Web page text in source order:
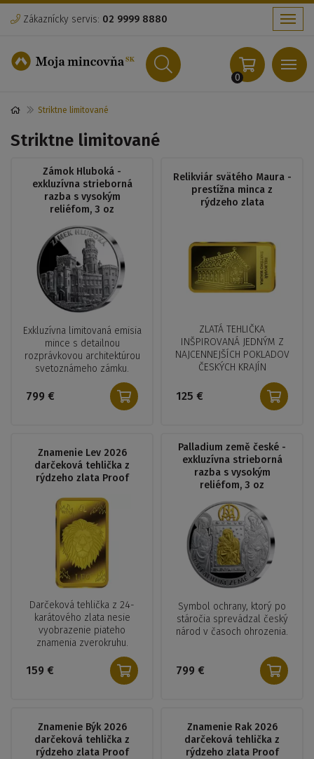
Zákaznícky servis: 02 9999 8880 Menu
0
Menu
Striktne limitované
Striktne limitované
Zámok Hluboká -
exkluzívna strieborná
razba s vysokým
reliéfom, 3 oz
Exkluzívna limitovaná emisia
mince s detailnou
rozprávkovou architektúrou
svetoznámeho zámku.
799 €
Relikviár svätého Maura -
prestížna minca z
rýdzeho zlata
ZLATÁ TEHLIČKA
INŠPIROVANÁ JEDNÝM Z
NAJCENNEJŠÍCH POKLADOV
ČESKÝCH KRAJÍN
125 €
Znamenie Lev 2026
darčeková tehlička z
rýdzeho zlata Proof
Darčeková tehlička z 24-
karátového zlata nesie
vyobrazenie piateho
znamenia zverokruhu.
159 €
Palladium země české -
exkluzívna strieborná
razba s vysokým
reliéfom, 3 oz
Symbol ochrany, ktorý po
stáročia sprevádzal český
národ v časoch ohrozenia.
799 €
Znamenie Býk 2026
darčeková tehlička z
rýdzeho zlata Proof
Znamenie Rak 2026
darčeková tehlička z
rýdzeho zlata Proof